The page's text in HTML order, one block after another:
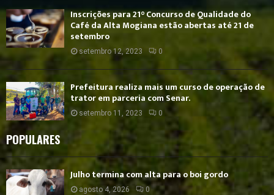
Inscrições para 21° Concurso de Qualidade do
Café da Alta Mogiana estão abertas até 21 de
setembro
setembro 12, 2023 0
Prefeitura realiza mais um curso de operação de
trator em parceria com Senar.
setembro 11, 2023 0
POPULARES
Julho termina com alta para o boi gordo
agosto 4, 2026 0